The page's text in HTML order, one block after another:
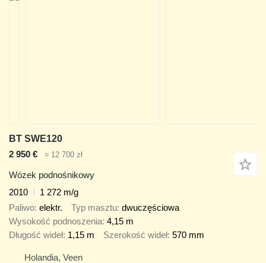
BT SWE120
2 950 €
≈ 12 700 zł
Wózek podnośnikowy
2010
1 272 m/g
Paliwo elektr. Typ masztu dwuczęściowa
Wysokość podnoszenia 4,15 m
Długość wideł 1,15 m Szerokość wideł 570 mm
Holandia, Veen